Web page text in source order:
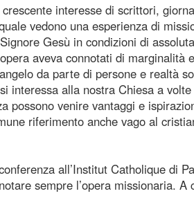
interesse di scrittori,
vedono una esperienza di
Gesù in condizioni di
aveva connotati di marginalità
da parte di persone e realtà
interessa alla nostra Chiesa a
possono venire vantaggi e
riferimento anche vago al
all’Institut Catholique di
sempre l’opera missionaria. A